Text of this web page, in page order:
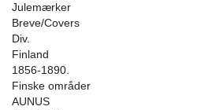
Julemærker
Breve/Covers
Div.
Finland
1856-1890.
Finske områder
AUNUS